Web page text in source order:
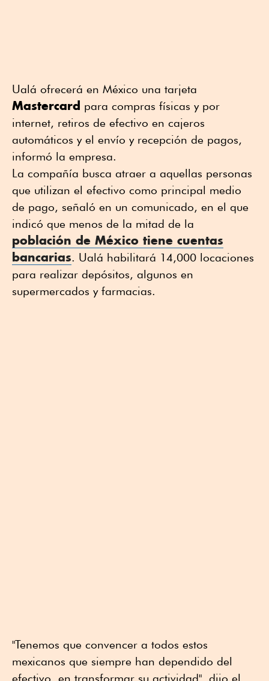
Ualá ofrecerá en México una tarjeta
Mastercard para compras físicas y por
internet, retiros de efectivo en cajeros
automáticos y el envío y recepción de pagos,
informó la empresa.
La compañía busca atraer a aquellas personas
que utilizan el efectivo como principal medio
de pago, señaló en un comunicado, en el que
indicó que menos de la mitad de la
población de México tiene cuentas
bancarias. Ualá habilitará 14,000 locaciones
para realizar depósitos, algunos en
supermercados y farmacias.
"Tenemos que convencer a todos estos
mexicanos que siempre han dependido del
efectivo, en transformar su actividad", dijo el